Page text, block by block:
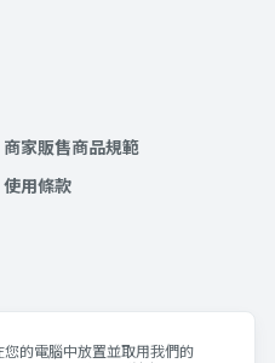
商家販售商品規範
使用條款
的電腦中放置並取用我們的